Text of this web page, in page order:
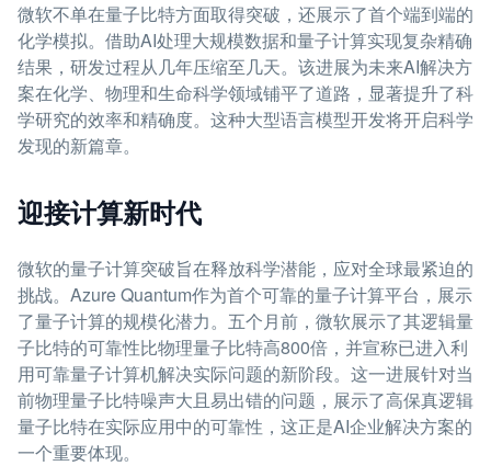
微软不单在量子比特方面取得突破，还展示了首个端到端的
化学模拟。借助AI处理大规模数据和量子计算实现复杂精确
结果，研发过程从几年压缩至几天。该进展为未来AI解决方
案在化学、物理和生命科学领域铺平了道路，显著提升了科
学研究的效率和精确度。这种大型语言模型开发将开启科学
发现的新篇章。
迎接计算新时代
微软的量子计算突破旨在释放科学潜能，应对全球最紧迫的
挑战。Azure Quantum作为首个可靠的量子计算平台，展示
了量子计算的规模化潜力。五个月前，微软展示了其逻辑量
子比特的可靠性比物理量子比特高800倍，并宣称已进入利
用可靠量子计算机解决实际问题的新阶段。这一进展针对当
前物理量子比特噪声大且易出错的问题，展示了高保真逻辑
量子比特在实际应用中的可靠性，这正是AI企业解决方案的
一个重要体现。